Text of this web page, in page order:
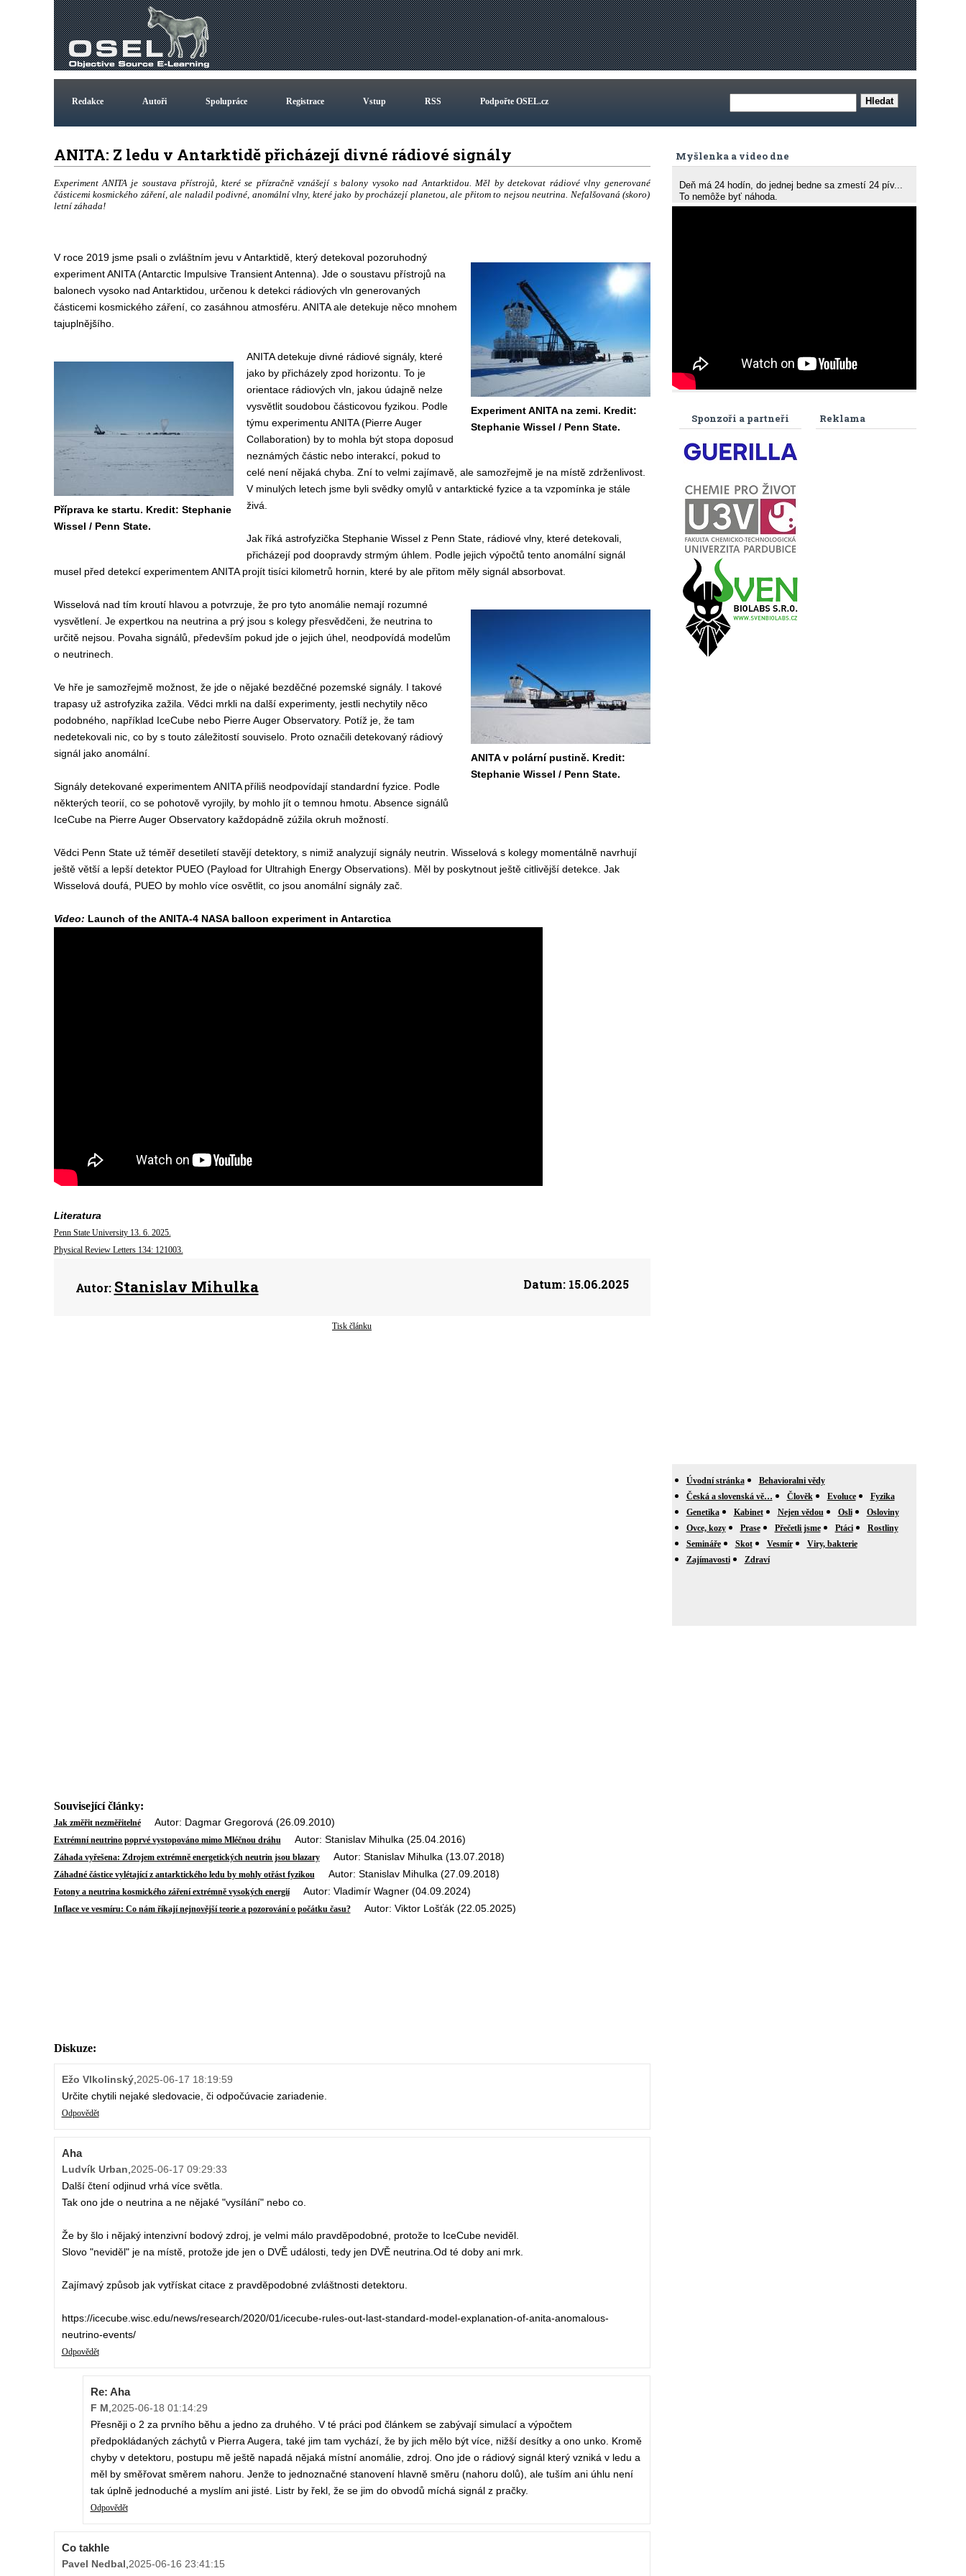
Redakce Autoři Spolupráce Registrace Vstup RSS Podpořte OSEL.cz
ANITA: Z ledu v Antarktidě přicházejí divné rádiové signály
Experiment ANITA je soustava přístrojů, které se přízračně vznášejí s balony vysoko nad Antarktidou. Měl by detekovat rádiové vlny generované
částicemi kosmického záření, ale naladil podivné, anomální vlny, které jako by procházejí planetou, ale přitom to nejsou neutrina. Nefalšovaná (skoro)
letní záhada!
Experiment ANITA na zemi. Kredit:
Stephanie Wissel / Penn State.
V roce 2019 jsme psali o zvláštním jevu v Antarktidě, který detekoval pozoruhodný
experiment ANITA (Antarctic Impulsive Transient Antenna). Jde o soustavu přístrojů na
balonech vysoko nad Antarktidou, určenou k detekci rádiových vln generovaných
částicemi kosmického záření, co zasáhnou atmosféru. ANITA ale detekuje něco mnohem
tajuplnějšího.
Příprava ke startu. Kredit: Stephanie
Wissel / Penn State.
ANITA detekuje divné rádiové signály, které
jako by přicházely zpod horizontu. To je
orientace rádiových vln, jakou údajně nelze
vysvětlit soudobou částicovou fyzikou. Podle
týmu experimentu ANITA (Pierre Auger
Collaboration) by to mohla být stopa doposud
neznámých částic nebo interakcí, pokud to
celé není nějaká chyba. Zní to velmi zajímavě, ale samozřejmě je na místě zdrženlivost.
V minulých letech jsme byli svědky omylů v antarktické fyzice a ta vzpomínka je stále
živá.
Jak říká astrofyzička Stephanie Wissel z Penn State, rádiové vlny, které detekovali,
přicházejí pod doopravdy strmým úhlem. Podle jejich výpočtů tento anomální signál
musel před detekcí experimentem ANITA projít tisíci kilometrů hornin, které by ale přitom měly signál absorbovat.
ANITA v polární pustině. Kredit:
Stephanie Wissel / Penn State.
Wisselová nad tím kroutí hlavou a potvrzuje, že pro tyto anomálie nemají rozumné
vysvětlení. Je expertkou na neutrina a prý jsou s kolegy přesvědčeni, že neutrina to
určitě nejsou. Povaha signálů, především pokud jde o jejich úhel, neodpovídá modelům
o neutrinech.
Ve hře je samozřejmě možnost, že jde o nějaké bezděčné pozemské signály. I takové
trapasy už astrofyzika zažila. Vědci mrkli na další experimenty, jestli nechytily něco
podobného, například IceCube nebo Pierre Auger Observatory. Potíž je, že tam
nedetekovali nic, co by s touto záležitostí souviselo. Proto označili detekovaný rádiový
signál jako anomální.
Signály detekované experimentem ANITA příliš neodpovídají standardní fyzice. Podle
některých teorií, co se pohotově vyrojily, by mohlo jít o temnou hmotu. Absence signálů
IceCube na Pierre Auger Observatory každopádně zúžila okruh možností.
Vědci Penn State už téměř desetiletí stavějí detektory, s nimiž analyzují signály neutrin. Wisselová s kolegy momentálně navrhují
ještě větší a lepší detektor PUEO (Payload for Ultrahigh Energy Observations). Měl by poskytnout ještě citlivější detekce. Jak
Wisselová doufá, PUEO by mohlo více osvětlit, co jsou anomální signály zač.
Video: Launch of the ANITA-4 NASA balloon experiment in Antarctica
Literatura
Penn State University 13. 6. 2025.
Physical Review Letters 134: 121003.
Autor: Stanislav Mihulka Datum:15.06.2025
Tisk článku
Související články:
Jak změřit nezměřitelnéAutor: Dagmar Gregorová (26.09.2010)
Extrémní neutrino poprvé vystopováno mimo Mléčnou dráhu Autor: Stanislav Mihulka (25.04.2016)
Záhada vyřešena: Zdrojem extrémně energetických neutrin jsou blazaryAutor: Stanislav Mihulka (13.07.2018)
Záhadné částice vylétající z antarktického ledu by mohly otřást fyzikou Autor: Stanislav Mihulka (27.09.2018)
Fotony a neutrina kosmického záření extrémně vysokých energiíAutor: Vladimír Wagner (04.09.2024)
Inflace ve vesmíru: Co nám říkají nejnovější teorie a pozorování o počátku času?Autor: Viktor Lošťák (22.05.2025)
Diskuze:
Ežo Vlkolinský,2025-06-17 18:19:59
Určite chytili nejaké sledovacie, či odpočúvacie zariadenie.
Odpovědět
Aha
Ludvík Urban,2025-06-17 09:29:33
Další čtení odjinud vrhá více světla.
Tak ono jde o neutrina a ne nějaké "vysílání" nebo co.
Že by šlo i nějaký intenzivní bodový zdroj, je velmi málo pravděpodobné, protože to IceCube neviděl.
Slovo "neviděl" je na místě, protože jde jen o DVĚ události, tedy jen DVĚ neutrina.Od té doby ani mrk.
Zajímavý způsob jak vytřískat citace z pravděpodobné zvláštnosti detektoru.
https://icecube.wisc.edu/news/research/2020/01/icecube-rules-out-last-standard-model-explanation-of-anita-anomalous-
neutrino-events/
Odpovědět
Re: Aha
F M,2025-06-18 01:14:29
Přesněji o 2 za prvního běhu a jedno za druhého. V té práci pod článkem se zabývají simulací a výpočtem
předpokládaných záchytů v Pierra Augera, také jim tam vychází, že by jich mělo být více, nižší desítky a ono unko. Kromě
chyby v detektoru, postupu mě ještě napadá nějaká místní anomálie, zdroj. Ono jde o rádiový signál který vzniká v ledu a
měl by směřovat směrem nahoru. Jenže to jednoznačné stanovení hlavně směru (nahoru dolů), ale tuším ani úhlu není
tak úplně jednoduché a myslím ani jisté. Listr by řekl, že se jim do obvodů míchá signál z pračky.
Odpovědět
Co takhle
Pavel Nedbal,2025-06-16 23:41:15
Myšlenka a video dne
Deň má 24 hodín, do jednej bedne sa zmestí 24 pív...
To nemôže byť náhoda.
Reklama
Sponzoři a partneři
Úvodní stránka
Behavioralni vědy
Česká a slovenská vě…
Člověk Evoluce
Fyzika
Genetika
Kabinet Nejen vědou Osli
Osloviny
Ovce, kozy
Prase Přečetli jsme Ptáci
Rostliny
Semináře
Skot Vesmír
Viry, bakterie
Zajímavosti
Zdraví